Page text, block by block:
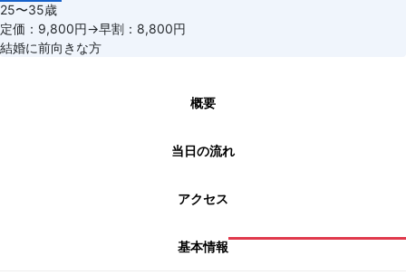
25〜35歳
定価：9,800円→早割：8,800円
結婚に前向きな方
概要
当日の流れ
アクセス
基本情報